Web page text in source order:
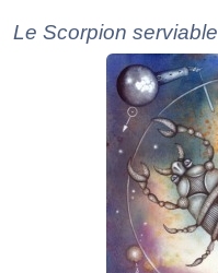
Le Scorpion serviable